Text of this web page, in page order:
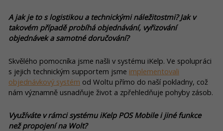
A jak je to s logistikou a technickými náležitostmi? Jak v
takovém případě probíhá objednávání, vyřizování
objednávek a samotné doručování?
Skvělého pomocníka jsme našli v systému iKelp. Ve spolupráci
s jejich technickým supportem jsme implementovali
objednávkový systém od Woltu přímo do naší pokladny, což
nám významně usnadňuje život a zpřehledňuje pohyby zásob.
Využíváte v rámci systému iKelp POS Mobile i jiné funkce
než propojení na Wolt?